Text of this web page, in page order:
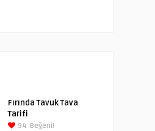
Fırında Tavuk Tava
Tarifi
94 Beğeni!